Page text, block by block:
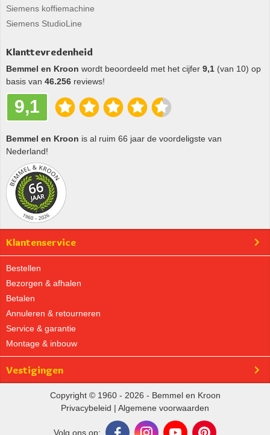
Siemens koffiemachine
Siemens StudioLine
Klanttevredenheid
Bemmel en Kroon wordt beoordeeld met het cijfer 9,1 (van 10) op
basis van 46.256 reviews!
9,1
Bemmel en Kroon is al ruim 66 jaar de voordeligste van
Nederland!
Klantenservice
Bestellen
Bezorgen & afhalen
Betalen
Annuleren & retourneren
Service & garantie
Montage & inbouw
Vestigingen
Copyright © 1960 - 2026 - Bemmel en Kroon
Privacybeleid | Algemene voorwaarden
Volg ons op: